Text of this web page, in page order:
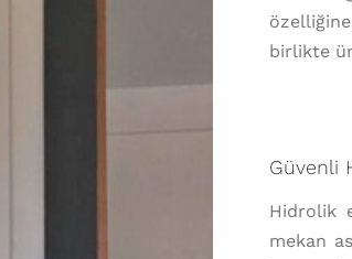
birlikte
Güvenli
Hidrolik
mekan